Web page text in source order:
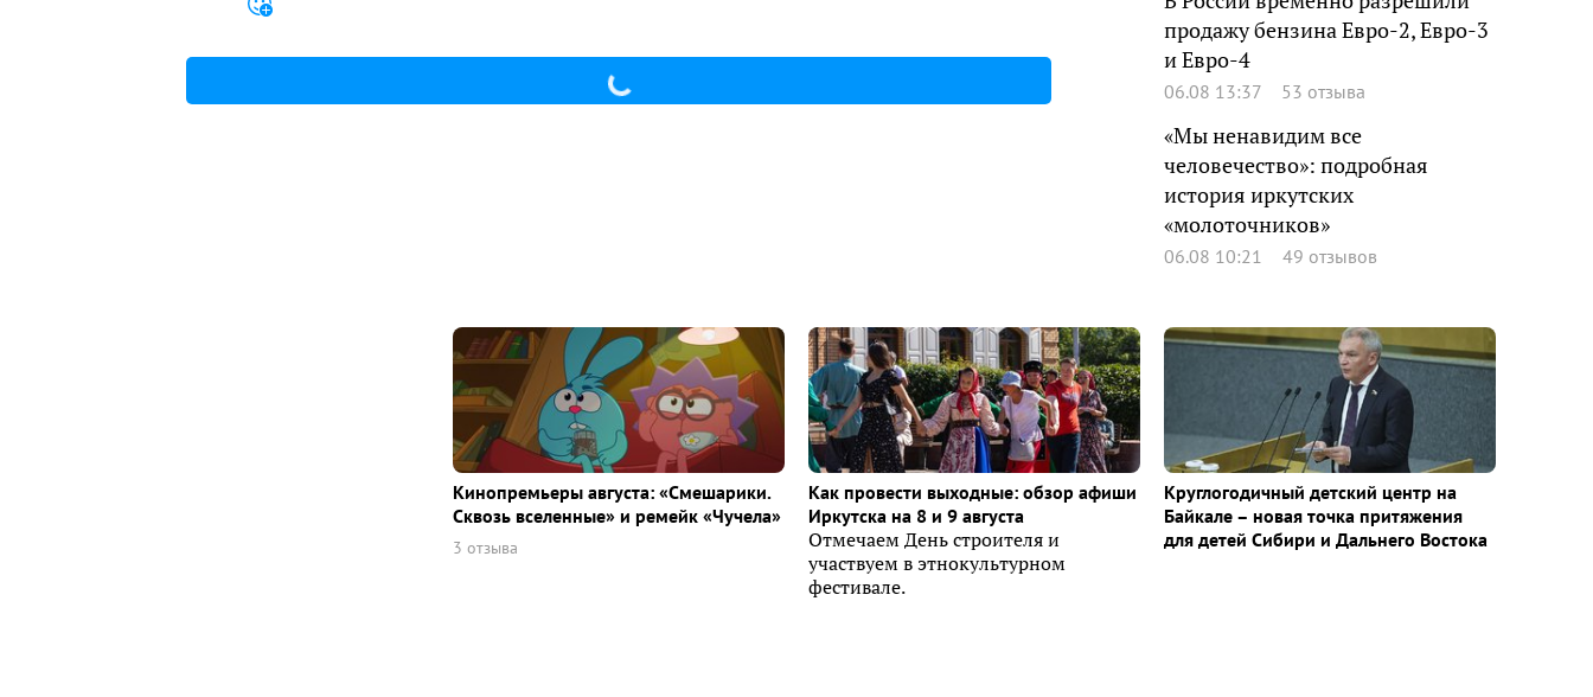
продажу бензина Евро-2, Евро-3
и Евро-4
06.08 13:37 53 отзыва
«Мы ненавидим все
человечество»: подробная
история иркутских
«молоточников»
06.08 10:21 49 отзывов
Кинопремьеры августа: «Смешарики.
Сквозь вселенные» и ремейк «Чучела»
3 отзыва
Как провести выходные: обзор афиши
Иркутска на 8 и 9 августа
Отмечаем День строителя и
участвуем в этнокультурном
фестивале.
Круглогодичный детский центр на
Байкале – новая точка притяжения
для детей Сибири и Дальнего Востока